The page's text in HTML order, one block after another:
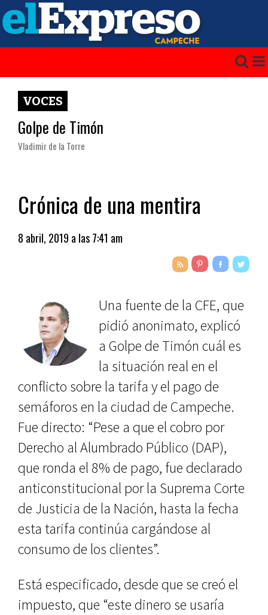
VOCES
Golpe de Timón
Vladimir de la Torre
Crónica de una mentira
8 abril, 2019 a las 7:41 am
Una fuente de la CFE, que
pidió anonimato, explicó
a Golpe de Timón cuál es
la situación real en el
conflicto sobre la tarifa y el pago de
semáforos en la ciudad de Campeche.
Fue directo: “Pese a que el cobro por
Derecho al Alumbrado Público (DAP),
que ronda el 8% de pago, fue declarado
anticonstitucional por la Suprema Corte
de Justicia de la Nación, hasta la fecha
esta tarifa continúa cargándose al
consumo de los clientes”.
Está especificado, desde que se creó el
impuesto, que “este dinero se usaría